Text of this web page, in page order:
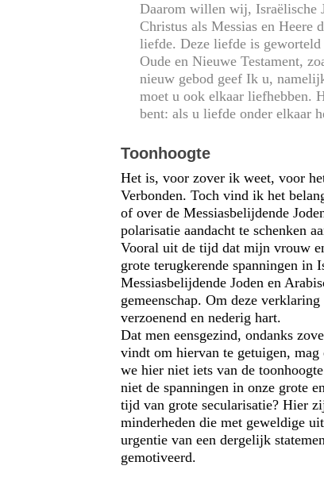
Daarom willen wij, Israëlische
Christus als Messias en
liefde. Deze liefde is
Oude en Nieuwe Testament,
nieuw gebod geef Ik u,
moet u ook elkaar liefhebben.
bent: als u liefde onder elkaar
Toonhoogte
Het is, voor zover ik weet, voor
Verbonden. Toch vind ik het
of over de Messiasbelijdende
polarisatie aandacht te schenken
Vooral uit de tijd dat mijn vrouw
grote terugkerende spanningen in
Messiasbelijdende Joden en
gemeenschap. Om deze
verzoenend en nederig hart.
Dat men eensgezind, ondanks
vindt om hiervan te getuigen,
we hier niet iets van de
niet de spanningen in onze grote
tijd van grote secularisatie? Hier
minderheden die met geweldige
urgentie van een dergelijk
gemotiveerd.